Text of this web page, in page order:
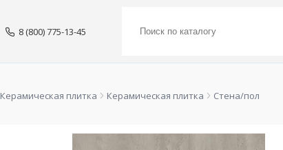
8 (800) 775-13-45
Керамическая плитка Керамическая плитка Стена/пол